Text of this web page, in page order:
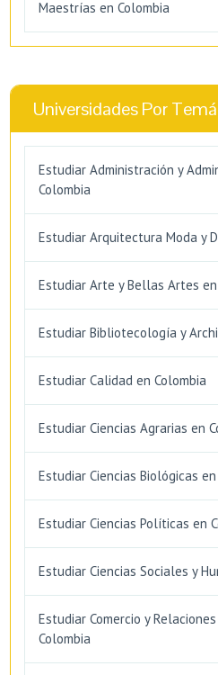
Maestrías en Colombia
Universidades Por
Estudiar Administración y
Colombia
Estudiar Arquitectura Moda y
Estudiar Arte y Bellas Artes
Estudiar Bibliotecología y
Estudiar Calidad en Colombia
Estudiar Ciencias Agrarias en
Estudiar Ciencias Biológicas
Estudiar Ciencias Políticas en
Estudiar Ciencias Sociales y
Estudiar Comercio y
Colombia